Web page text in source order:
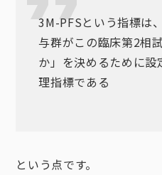
3M-PFSという指標は
与群がこの臨床第2相
か」を決めるために
理指標である
という点です。